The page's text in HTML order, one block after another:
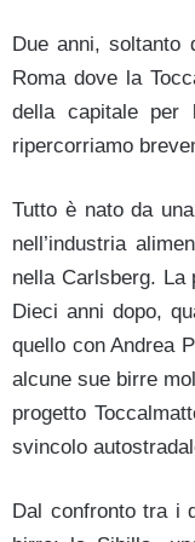
Due anni, soltanto
Roma dove la
della capitale per
ripercorriamo
Tutto è nato da
nell’industria
nella Carlsberg. La
Dieci anni dopo,
quello con Andrea
alcune sue birre
progetto
svincolo
Dal confronto tra i